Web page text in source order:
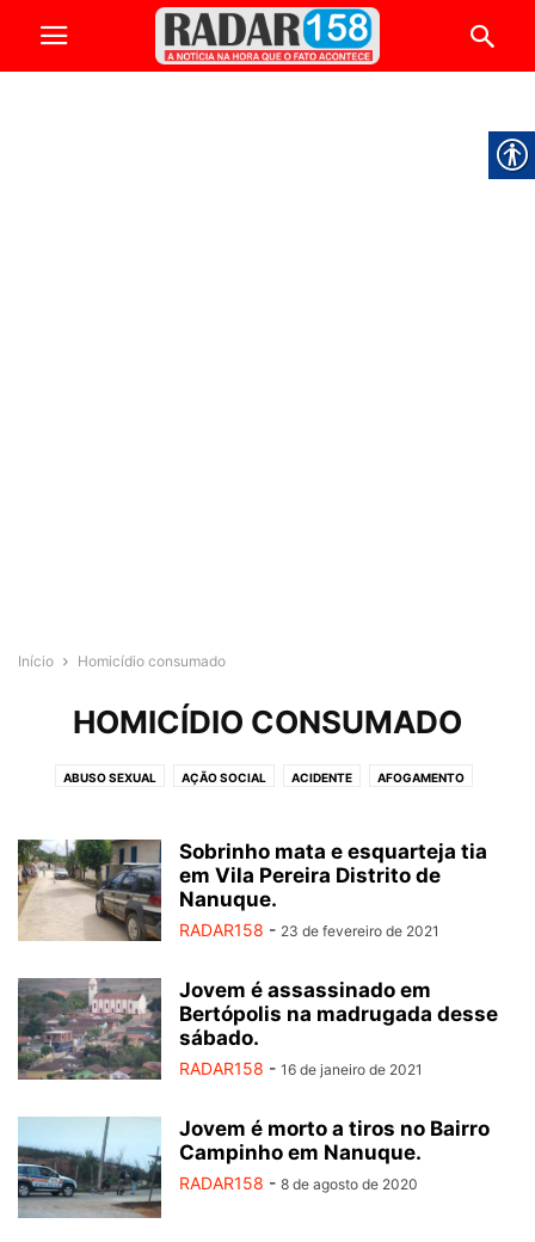
Início Homicídio consumado
HOMICÍDIO CONSUMADO
ABUSO SEXUAL AÇÃO SOCIAL ACIDENTE AFOGAMENTO
DANO DESPEDIDA
EDUCAÇÃO ENCONTROS E DESPEDIDAS ESPORTES ESTELIONATO
ESTUPRO DE VULNERÁVEL.
EXTORSÃO MEDIANTE SEQUESTRO FEMINICÍDIO
HOMICÍDIO CULPOSO HOMICÍDIO DOLOSO HOMICÍDIOS
INFRAESTRUTURA INFRAESTRUTURA E URBANISMO LATROCÍNIO
LESÃO CORPORAL
PORTE ILEGAL DE ARMA RECEPTAÇÃO ROUBO SAÚDE
SEM CATEGORIA SEQUESTRO SERVIÇOS SOCIAL
TRÁFICO DE DROGAS TRÂNSITO USURPAÇÃO VEÍCULO CLONADO
VIDEO
Sobrinho mata e esquarteja tia
em Vila Pereira Distrito de
Nanuque.
RADAR158 - 23 de fevereiro de 2021
Jovem é assassinado em
Bertópolis na madrugada desse
sábado.
RADAR158 - 16 de janeiro de 2021
Jovem é morto a tiros no Bairro
Campinho em Nanuque.
RADAR158 - 8 de agosto de 2020